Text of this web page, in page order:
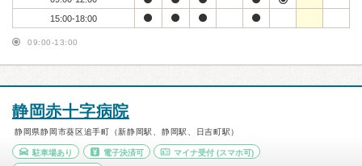
15:00-18:00
09:00-13:00
静岡赤十字病院
静岡県静岡市葵区追手町（新静岡駅、静岡駅、日吉町駅）
駐車場あり 電子決済可 マイナ受付 (スマホ可)